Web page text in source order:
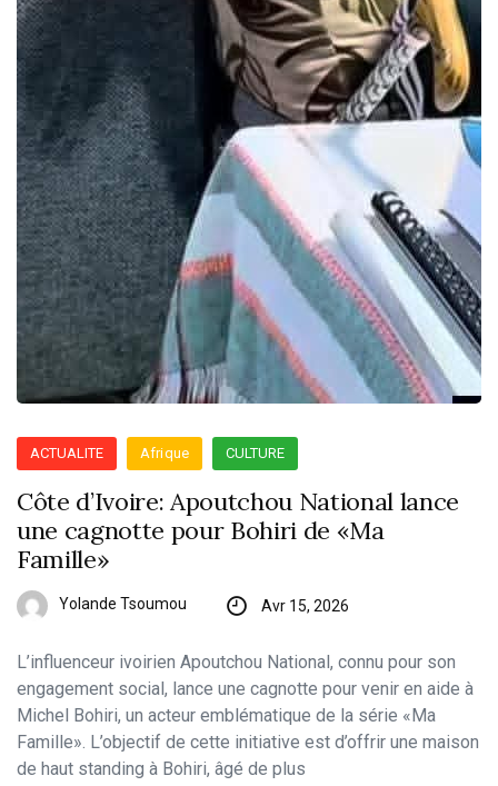
ACTUALITE Afrique CULTURE
Côte d’Ivoire: Apoutchou National lance
une cagnotte pour Bohiri de «Ma
Famille»
Yolande Tsoumou Avr 15, 2026
L’influenceur ivoirien Apoutchou National, connu pour son
engagement social, lance une cagnotte pour venir en aide à
Michel Bohiri, un acteur emblématique de la série «Ma
Famille». L’objectif de cette initiative est d’offrir une maison
de haut standing à Bohiri, âgé de plus